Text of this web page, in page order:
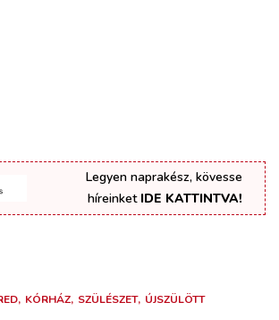
Legyen naprakész, kövesse
híreinket IDE KATTINTVA!
KÓRHÁZ SZÜLÉSZET ÚJSZÜLÖTT